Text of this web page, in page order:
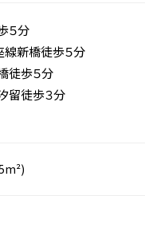
５分
線新橋徒歩５分
徒歩５分
留徒歩３分